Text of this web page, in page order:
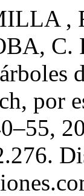
,
por